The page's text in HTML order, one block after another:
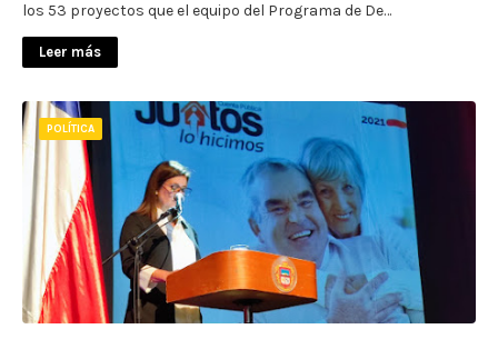
los 53 proyectos que el equipo del Programa de De…
Leer más
POLÍTICA